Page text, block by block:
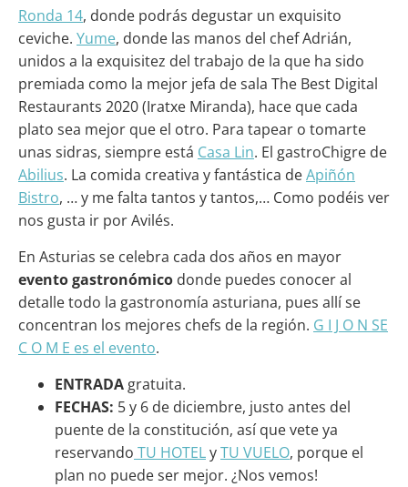
Ronda 14, donde podrás degustar un exquisito
ceviche. Yume, donde las manos del chef Adrián,
unidos a la exquisitez del trabajo de la que ha sido
premiada como la mejor jefa de sala The Best Digital
Restaurants 2020 (Iratxe Miranda), hace que cada
plato sea mejor que el otro. Para tapear o tomarte
unas sidras, siempre está Casa Lin. El gastroChigre de
Abilius. La comida creativa y fantástica deApiñón
Bistro, … y me falta tantos y tantos,… Como podéis ver
nos gusta ir por Avilés.
En Asturias se celebra cada dos años en mayor
evento gastronómico donde puedes conocer al
detalle todo la gastronomía asturiana, pues allí se
concentran los mejores chefs de la región. G I J O N SE
C O M E es el evento.
ENTRADA gratuita.
FECHAS: 5 y 6 de diciembre, justo antes del
puente de la constitución, así que vete ya
reservando TU HOTELyTU VUELO, porque el
plan no puede ser mejor. ¿Nos vemos!